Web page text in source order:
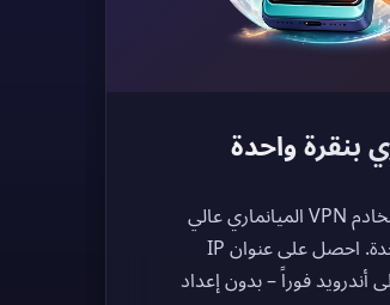
بنقرة واحدة
اتصل في ثوانٍ بخادم VPN الميانماري عالي
السرعة بنقرة واحدة. احصل على عنوان IP
أندرويد فوراً – بدون إعداد